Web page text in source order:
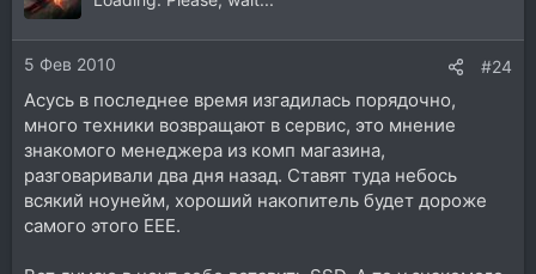
5 Фев 2010 #24
Асусь в последнее время изгадилась порядочно,
много техники возвращают в сервис, это мнение
знакомого менеджера из комп магазина,
разговаривали два дня назад. Ставят туда небось
всякий ноунейм, хороший накопитель будет дороже
самого этого ЕЕЕ.